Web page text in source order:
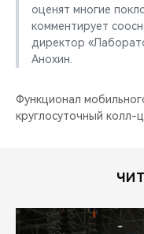
оценят многие
комментирует
директор
Анохин.
Функционал
круглосуточный колл-